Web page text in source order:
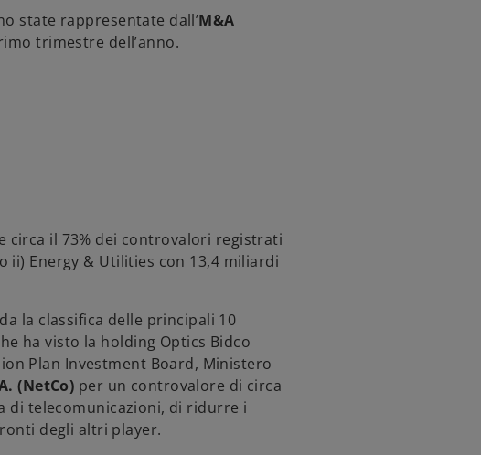
state rappresentate dall’M&A
trimestre dell’anno.
il 73% dei controvalori registrati
ii) Energy & Utilities con 13,4 miliardi
la classifica delle principali 10
ha visto la holding Optics Bidco
Plan Investment Board, Ministero
(NetCo) per un controvalore di circa
di telecomunicazioni, di ridurre i
degli altri player.